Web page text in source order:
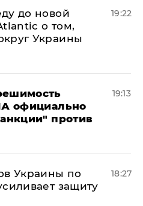
до новой
о том,
Украины
19:22
официально
против
19:13
Украины по
защиту
18:27